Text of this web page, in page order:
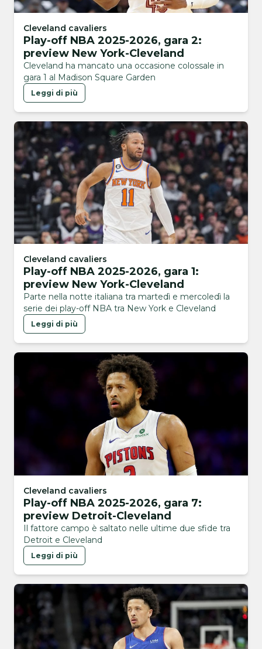
Cleveland cavaliers
Play-off NBA 2025-2026, gara 2:
preview New York-Cleveland
Cleveland ha mancato una occasione colossale in
gara 1 al Madison Square Garden
Leggi di più
Cleveland cavaliers
Play-off NBA 2025-2026, gara 1:
preview New York-Cleveland
Parte nella notte italiana tra martedì e mercoledì la
serie dei play-off NBA tra New York e Cleveland
Leggi di più
Cleveland cavaliers
Play-off NBA 2025-2026, gara 7:
preview Detroit-Cleveland
Il fattore campo è saltato nelle ultime due sfide tra
Detroit e Cleveland
Leggi di più